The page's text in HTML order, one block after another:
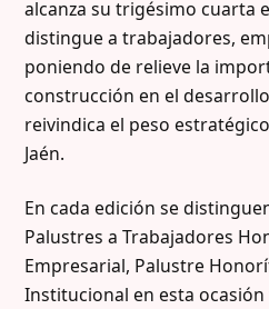
alcanza su trigésimo cuarta
distingue a trabajadores,
poniendo de relieve la
construcción en el
reivindica el peso
Jaén.
En cada edición se
Palustres a Trabajadores
Empresarial, Palustre
Institucional en esta ocasión